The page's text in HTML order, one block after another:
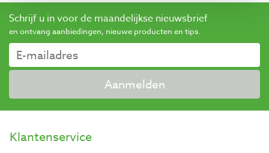
Schrijf u in voor de maandelijkse nieuwsbrief
en ontvang aanbiedingen, nieuwe producten en tips.
Aanmelden
Klantenservice